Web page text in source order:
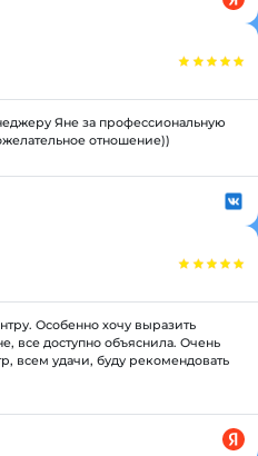
Яне за профессиональную
отношение))
Особенно хочу выразить
все доступно объяснила. Очень
всем удачи, буду рекомендовать